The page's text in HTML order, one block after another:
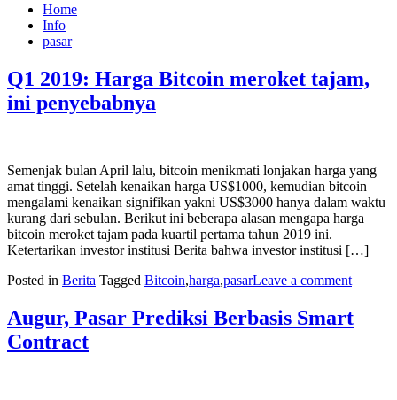
Home
Info
pasar
Q1 2019: Harga Bitcoin meroket tajam,
ini penyebabnya
Semenjak bulan April lalu, bitcoin menikmati lonjakan harga yang
amat tinggi. Setelah kenaikan harga US$1000, kemudian bitcoin
mengalami kenaikan signifikan yakni US$3000 hanya dalam waktu
kurang dari sebulan. Berikut ini beberapa alasan mengapa harga
bitcoin meroket tajam pada kuartil pertama tahun 2019 ini.
Ketertarikan investor institusi Berita bahwa investor institusi […]
Posted in Berita Tagged Bitcoin,harga,pasarLeave a comment
Augur, Pasar Prediksi Berbasis Smart
Contract